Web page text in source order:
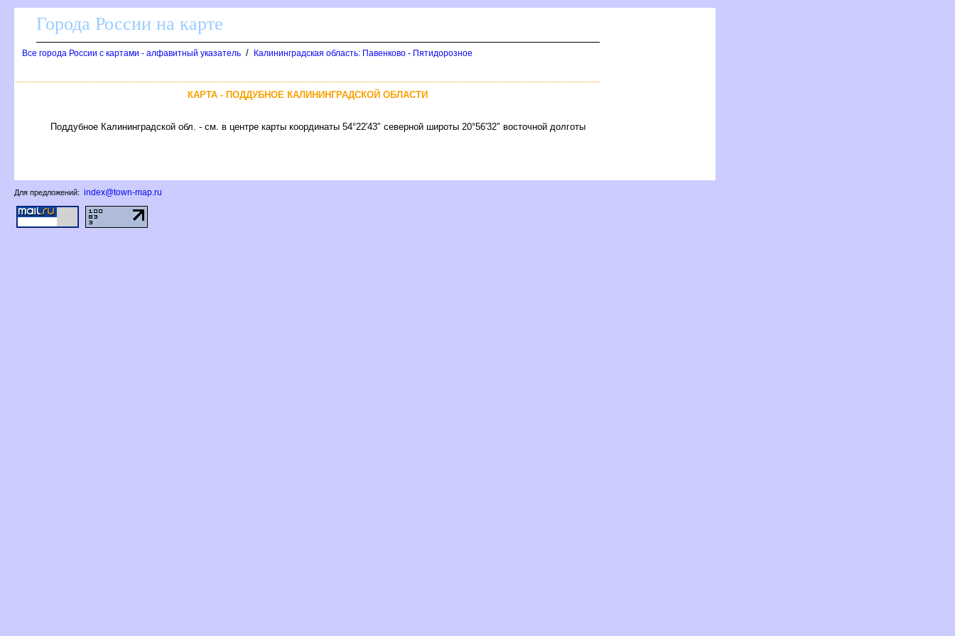
Города России на карте
се города России с картами - алфавитный указатель / Калининградская область: Павенково - Пятидорозное
КАРТА - ПОДДУБНОЕ КАЛИНИНГРАДСКОЙ ОБЛАСТИ
Поддубное Калининградской обл. - см. в центре карты координаты 54°22′43″ северной широты 20°56′32″ восточной долготы
Для предложений: index@town-map.ru